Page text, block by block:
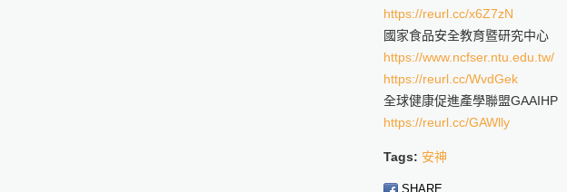
https://reurl.cc/x6Z7zN
國家食品安全教育暨研究中心
https://www.ncfser.ntu.edu.tw/
https://reurl.cc/WvdGek
全球健康促進產學聯盟GAAIHP
https://reurl.cc/GAWlly
Tags: 安神
SHARE